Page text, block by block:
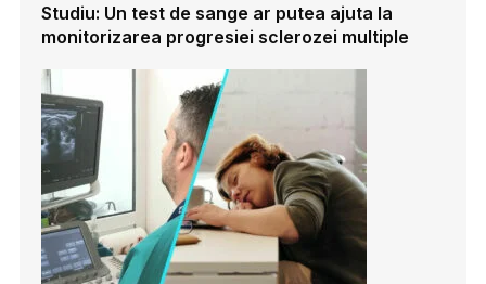
Studiu: Un test de sange ar putea ajuta la
monitorizarea progresiei sclerozei multiple